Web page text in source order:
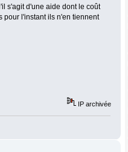
s'agit d'une aide dont le coût
pour l'instant ils n'en tiennent
IP archivée